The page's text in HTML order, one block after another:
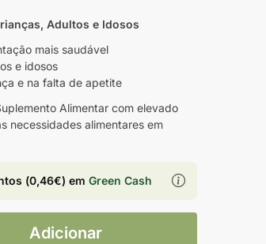
Adultos e Idosos
mais saudável
e idosos
e na falta de apetite
Alimentar com elevado
necessidades alimentares em
(0,46€) em Green Cash
Adicionar